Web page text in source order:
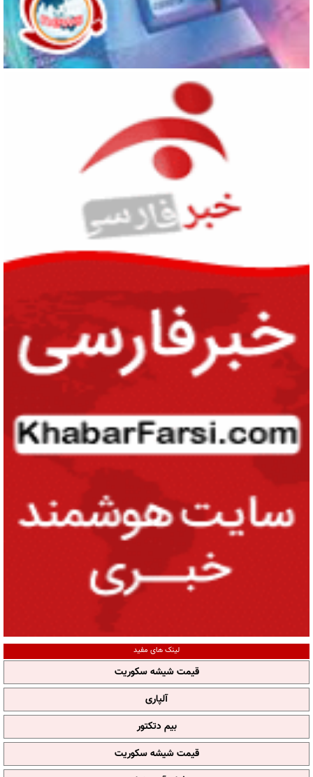
لینک های مفید
قیمت شیشه سکوریت
آلپاری
بیم دتکتور
قیمت شیشه سکوریت